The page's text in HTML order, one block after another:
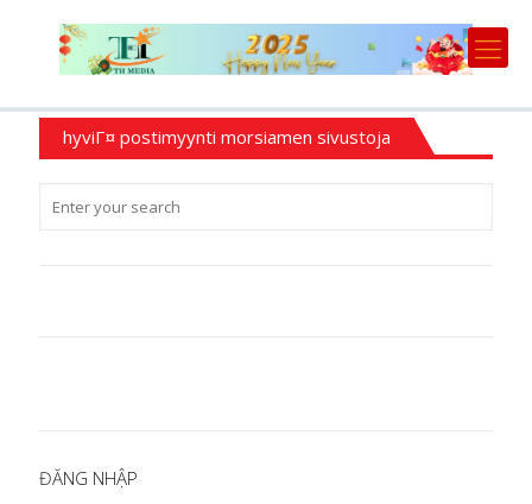
hyviГ¤ postimyynti morsiamen sivustoja
ĐĂNG NHẬP